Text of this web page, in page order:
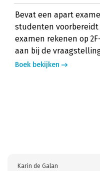
Bevat een apart
studenten
examen rekenen op
aan bij de
Boek bekijken
Karin de Galan